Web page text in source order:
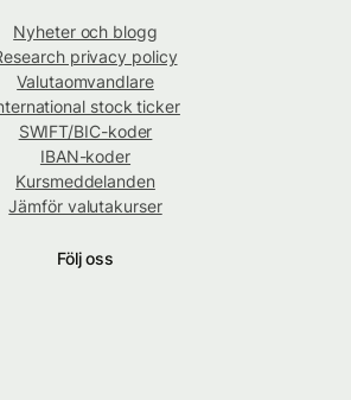
Nyheter och blogg
privacy policy
Valutaomvandlare
stock ticker
SWIFT/BIC-koder
IBAN-koder
Kursmeddelanden
Jämför valutakurser
Följ oss